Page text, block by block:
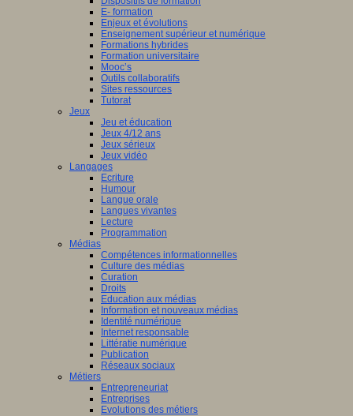
E- formation
Enjeux et évolutions
Enseignement supérieur et numérique
Formations hybrides
Formation universitaire
Mooc’s
Outils collaboratifs
Sites ressources
Tutorat
Jeux
Jeu et éducation
Jeux 4/12 ans
Jeux sérieux
Jeux vidéo
Langages
Ecriture
Humour
Langue orale
Langues vivantes
Lecture
Programmation
Médias
Compétences informationnelles
Culture des médias
Curation
Droits
Education aux médias
Information et nouveaux médias
Identité numérique
Internet responsable
Littératie numérique
Publication
Réseaux sociaux
Métiers
Entrepreneuriat
Entreprises
Evolutions des métiers